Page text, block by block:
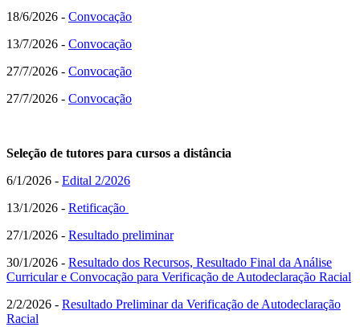
18/6/2026 - Convocação
13/7/2026 - Convocação
27/7/2026 - Convocação
27/7/2026 - Convocação
Seleção de tutores para cursos a distância
6/1/2026 - Edital 2/2026
13/1/2026 - Retificação
27/1/2026 - Resultado preliminar
30/1/2026 - Resultado dos Recursos, Resultado Final da Análise
Curricular e Convocação para Verificação de Autodeclaração Racial
2/2/2026 - Resultado Preliminar da Verificação de Autodeclaração
Racial